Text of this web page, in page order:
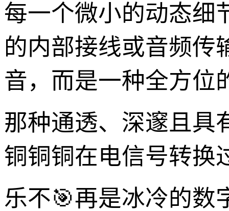
每一个微小的动态细
的内部接线或音频传
音，而是一种全方位
那种通透、深邃且具
铜铜铜在电信号转换
乐不🎯再是冰冷的数